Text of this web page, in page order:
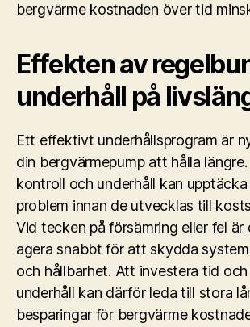
bergvärme kostnaden över tid
Effekten av
underhåll på
Ett effektivt underhållsprogram är
din bergvärmepump att hålla
kontroll och underhåll kan
problem innan de utvecklas till
Vid tecken på försämring eller fel
agera snabbt för att skydda
och hållbarhet. Att investera tid och
underhåll kan därför leda till stora
besparingar för bergvärme